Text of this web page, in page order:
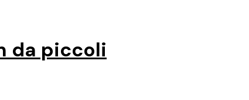
da piccoli